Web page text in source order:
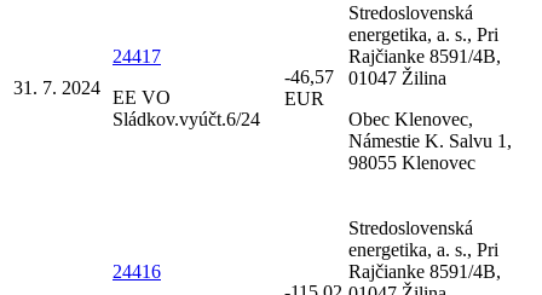
31. 7. 2024
24417
EE VO
Sládkov.vyúčt.6/24
-46,57
EUR
Stredoslovenská
energetika, a. s., Pri
Rajčianke 8591/4B,
01047 Žilina
Obec Klenovec,
Námestie K. Salvu 1,
98055 Klenovec
24416
Stredoslovenská
energetika, a. s., Pri
Rajčianke 8591/4B,